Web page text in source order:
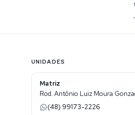
UNIDADES
Matriz
Rod. Antônio Luiz Moura
(48) 99173-2226